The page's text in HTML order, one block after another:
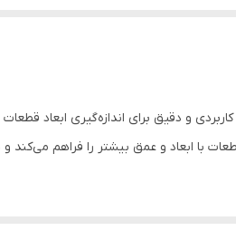
با فک بلند 20 سانتی‌متری، ابزاری کاربردی و دقیق
ابعاد و عمق بیشتر را فراهم می‌کند و